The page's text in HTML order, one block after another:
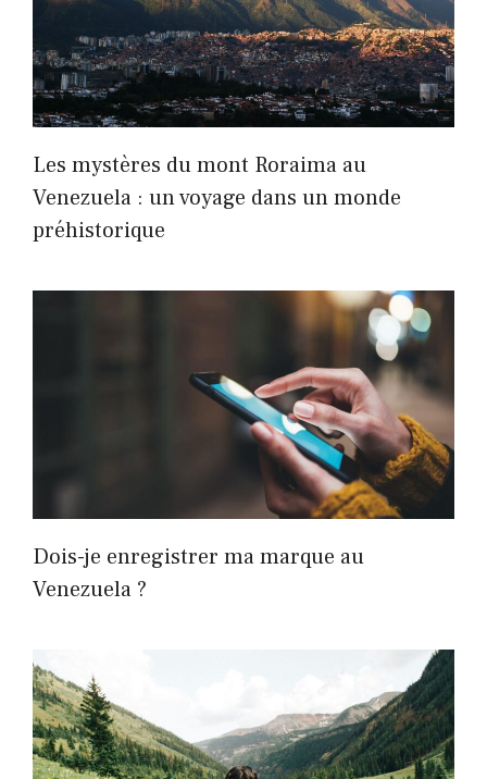
Les mystères du mont Roraima au
Venezuela : un voyage dans un monde
préhistorique
Dois-je enregistrer ma marque au
Venezuela ?